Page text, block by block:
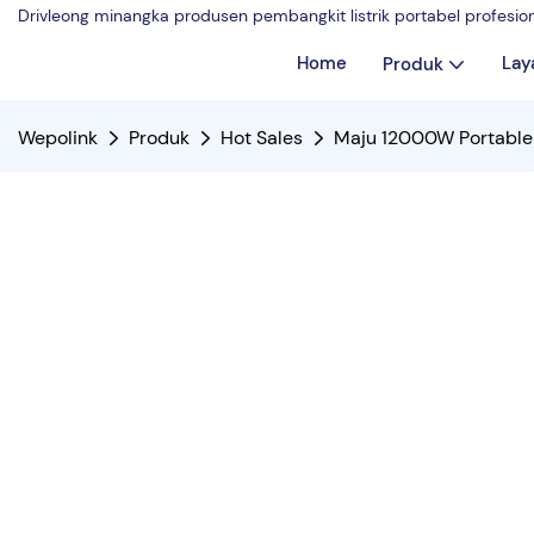
Drivleong minangka produsen pembangkit listrik portabel
Home Produk
Wepolink Produk Hot Sales Maju 12000W